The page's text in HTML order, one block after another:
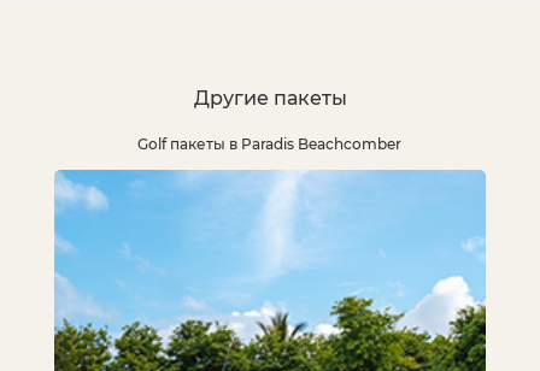
Другие пакеты
Golf пакеты в Paradis Beachcomber